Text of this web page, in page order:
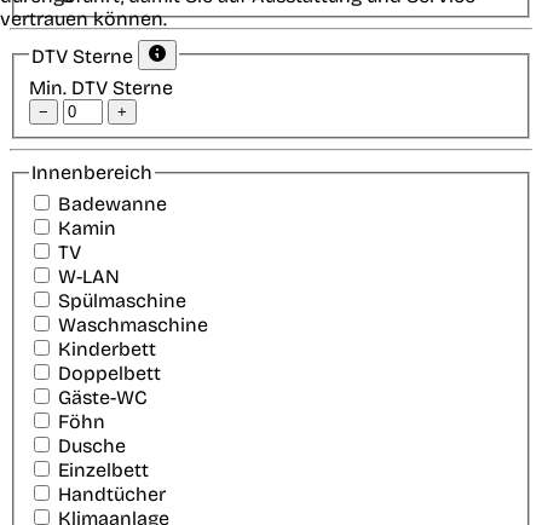
DTV Sterne
Min. DTV Sterne
− +
vertrauen können.
Innenbereich
Badewanne
Kamin
TV
W-LAN
Spülmaschine
Waschmaschine
Kinderbett
Doppelbett
Gäste-WC
Föhn
Dusche
Einzelbett
Handtücher
Klimaanlage